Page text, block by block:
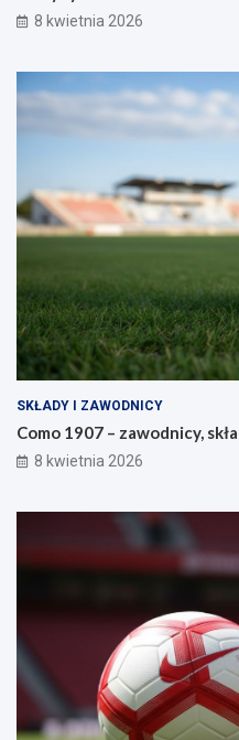
8 kwietnia 2026
SKŁADY I ZAWODNICY
Como 1907 – zawodnicy,
8 kwietnia 2026